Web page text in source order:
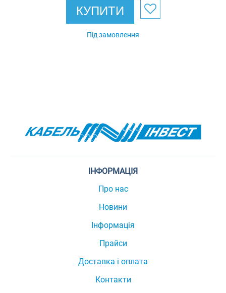
КУПИТИ
Під замовлення
ІНФОРМАЦІЯ
Про нас
Новини
Інформація
Прайси
Доставка і оплата
Контакти